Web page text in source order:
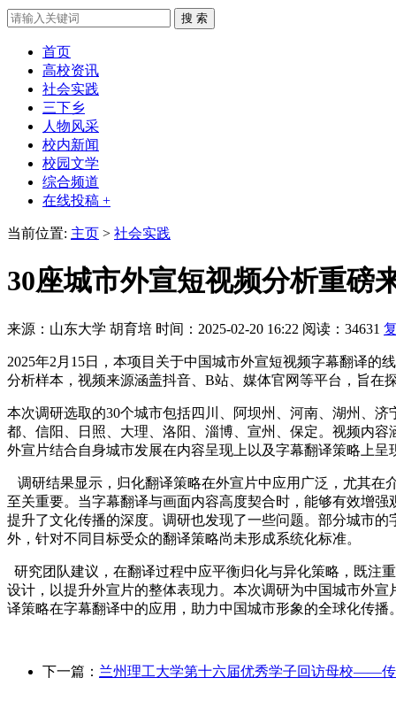
首页
高校资讯
社会实践
三下乡
人物风采
校内新闻
校园文学
综合频道
在线投稿 +
当前位置: 主页 > 社会实践
30座城市外宣短视频分析重磅
来源：山东大学 胡育培 时间：2025-02-20 16:22 阅读：34631
2025年2月15日，本项目关于中国城市外宣短视频字幕翻译
分析样本，视频来源涵盖抖音、B站、媒体官网等平台，旨在
本次调研选取的30个城市包括四川、阿坝州、河南、湖州、
都、信阳、日照、大理、洛阳、淄博、宣州、保定。视频内
外宣片结合自身城市发展在内容呈现上以及字幕翻译策略上
调研结果显示，归化翻译策略在外宣片中应用广泛，尤其在
至关重要。当字幕翻译与画面内容高度契合时，能够有效增
提升了文化传播的深度。调研也发现了一些问题。部分城市
外，针对不同目标受众的翻译策略尚未形成系统化标准。
研究团队建议，在翻译过程中应平衡归化与异化策略，既注
设计，以提升外宣片的整体表现力。本次调研为中国城市外
译策略在字幕翻译中的应用，助力中国城市形象的全球化传播。​​​​
下一篇： 兰州理工大学第十六届优秀学子回访母校——